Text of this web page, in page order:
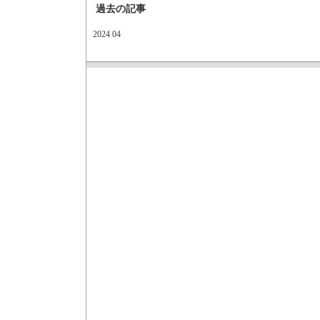
過去の記事
2024 04